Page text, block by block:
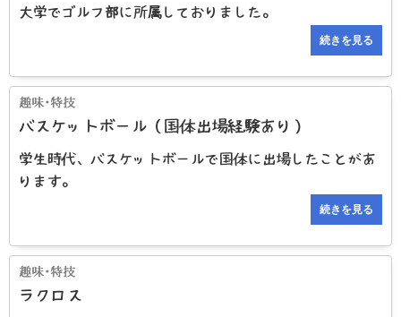
大学でゴルフ部に所属しておりました。
続きを見る
バスケットボール（国体出場経験あり）
学生時代、バスケットボールで国体に出場したことがあ
ります。
続きを見る
ラクロス